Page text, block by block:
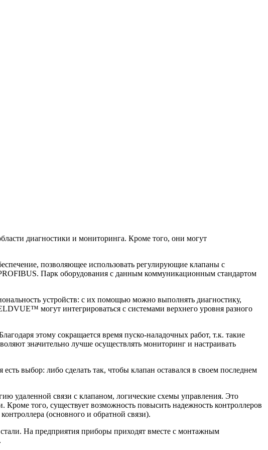
диагностики и мониторинга. Кроме того, они могут
позволяющее использовать регулирующие клапаны с
Парк оборудования с данным коммуникационным стандартом
устройств: с их помощью можно выполнять диагностику,
могут интегрироваться с системами верхнего уровня разного
этому сокращается время пуско-наладочных работ, т.к. такие
значительно лучше осуществлять мониторинг и настраивать
выбор: либо сделать так, чтобы клапан оставался в своем последнем
удаленной связи с клапаном, логические схемы управления. Это
Кроме того, существует возможность повысить надежность контроллеров
(основного и обратной связи).
На предприятия приборы приходят вместе с монтажным